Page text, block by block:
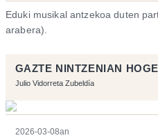
Eduki musikal antzekoa duten
arabera).
GAZTE NINTZENIAN HOGEI
Julio Vidorreta Zubeldía
2026-03-08an